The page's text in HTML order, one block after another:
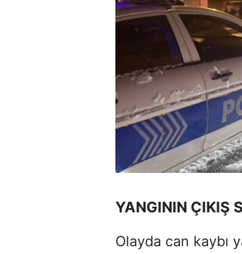
YANGININ ÇIKIŞ
Olayda can kaybı